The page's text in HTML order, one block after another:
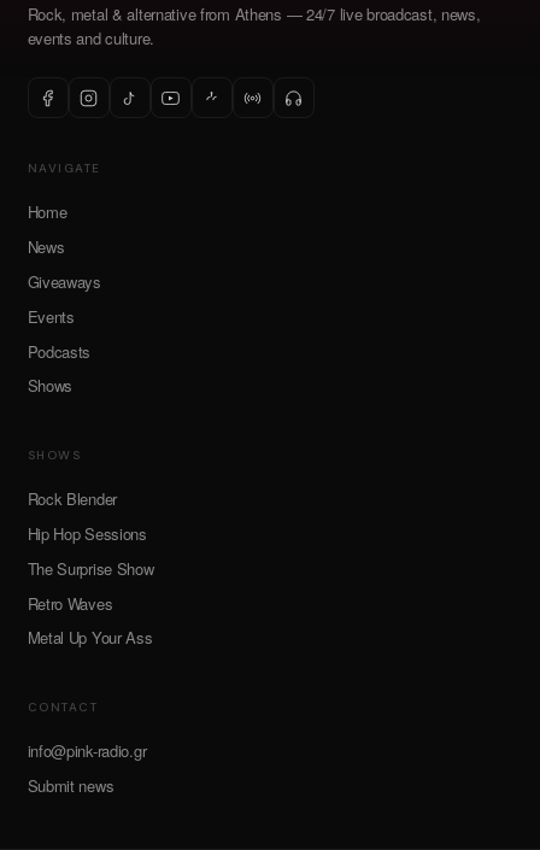
Rock, metal & alternative from Athens — 24/7 live broadcast, news,
events and culture.
NAVIGATE
Home
News
Giveaways
Events
Podcasts
Shows
SHOWS
Rock Blender
Hip Hop Sessions
The Surprise Show
Retro Waves
Metal Up Your Ass
CONTACT
info@pink-radio.gr
Submit news